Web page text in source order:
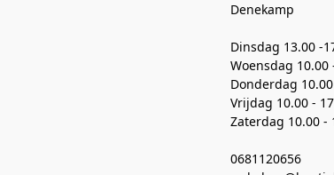
Denekamp
Dinsdag 13.00 -
Woensdag 10.00
Donderdag
Vrijdag 10.00 -
Zaterdag 10.00 -
0681120656